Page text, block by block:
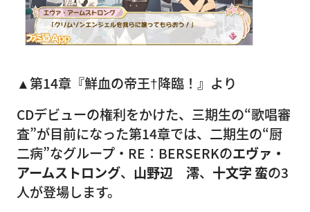
▲第14章『鮮血の帝王†降臨！』より
CDデビューの権利をかけた、三期生の“歌唱審
査”が目前になった第14章では、二期生の“厨
二病”なグループ・RE：BERSERKのエヴァ・
アームストロング、 山野辺 澪、 十文字 蛮の3
人が登場します。